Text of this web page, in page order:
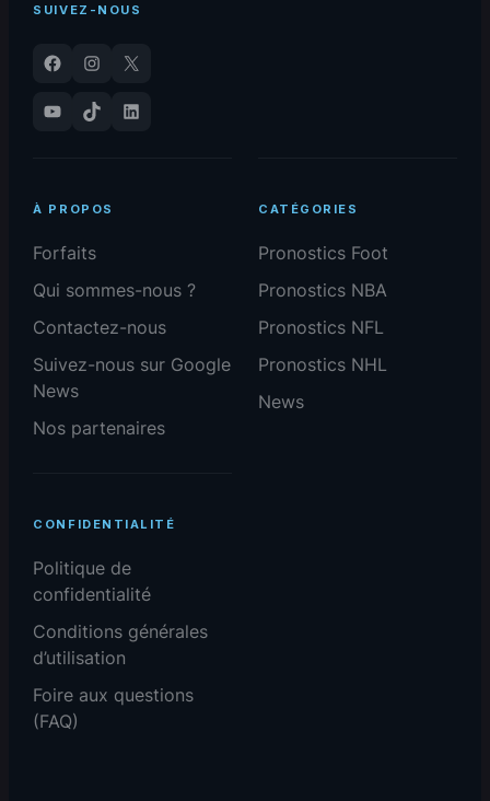
SUIVEZ-NOUS
Facebook Instagram
X
YouTube
TikTok LinkedIn
À PROPOS
Forfaits
Qui sommes-nous ?
Contactez-nous
Suivez-nous sur Google
News
Nos partenaires
CATÉGORIES
Pronostics Foot
Pronostics NBA
Pronostics NFL
Pronostics NHL
News
CONFIDENTIALITÉ
Politique de
confidentialité
Conditions générales
d’utilisation
Foire aux questions
(FAQ)